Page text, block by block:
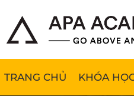
TRANG CHỦ KHÓA